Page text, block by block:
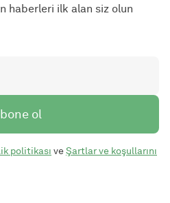
haberleri ilk alan siz olun
ol
politikası veŞartlar ve koşullarını